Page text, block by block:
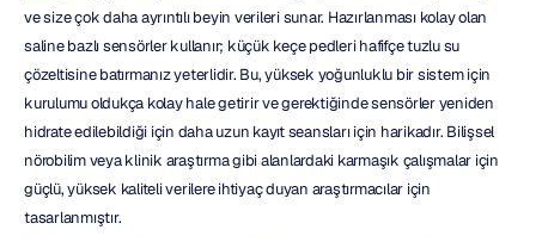
ve size çok daha ayrıntılı beyin verileri sunar. Hazırlanması kolay olan
saline bazlı sensörler kullanır; küçük keçe pedleri hafifçe tuzlu su
çözeltisine batırmanız yeterlidir. Bu, yüksek yoğunluklu bir sistem için
kurulumu oldukça kolay hale getirir ve gerektiğinde sensörler yeniden
hidrate edilebildiği için daha uzun kayıt seansları için harikadır. Bilişsel
nörobilim veya klinik araştırma gibi alanlardaki karmaşık çalışmalar için
güçlü, yüksek kaliteli verilere ihtiyaç duyan araştırmacılar için
tasarlanmıştır.